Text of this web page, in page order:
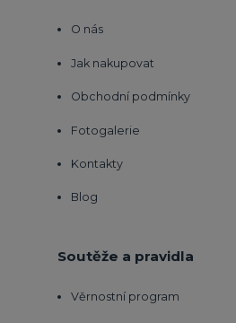
O nás
Jak nakupovat
Obchodní podmínky
Fotogalerie
Kontakty
Blog
Soutěže a pravidla
Věrnostní program